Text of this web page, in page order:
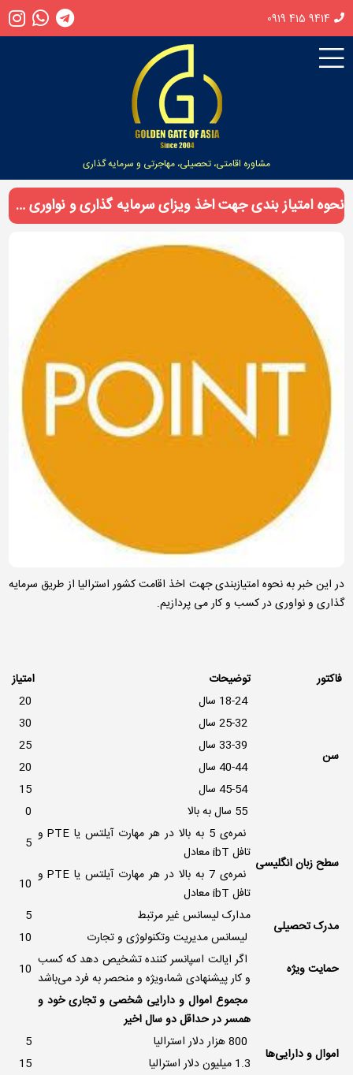
0919 415 9414
مشاوره اقامتی، تحصیلی، مهاجرتی و سرمایه گذاری
نحوه امتیاز بندی جهت اخذ ویزای سرمایه گذاری و نواوری در کسب
در این خبر به نحوه امتیازبندی جهت اخذ اقامت کشور استرالیا از طریق سرمایه
گذاری و نواوری در کسب و کار می پردازیم.
فاکتور توضیحات امتیاز
سن
18-24 سال
25-32 سال
25
40-44 سال
45-54 سال
15
55 سال به بالا
سطح زبان انگلیسی
نمره‌ی 5 به بالا در هر مهارت آیلتس یا PTE و
تافل ibT‌ معادل
5
نمره‌ی 7 به بالا در هر مهارت آیلتس یا PTE و
تافل ibT‌ معادل
مدرک تحصیلی
مدارک لیسانس غیر مرتبط
5
لیسانس مدیریت وتکنولوژی و تجارت
حمایت ویژه
اگر ایالت اسپانسر کننده تشخیص دهد که کسب
و کار پیشنهادی شما،‌ویژه و منحصر به فرد می‌باشد
اموال و دارایی‌ها
مجموع اموال و دارایی شخصی و تجاری خود و
همسر در حداقل دو سال اخیر
5
1.3 میلیون دلار استرالیا
15